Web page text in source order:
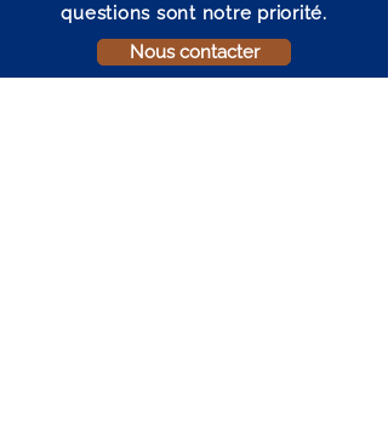
questions sont notre priorité.
Nous contacter